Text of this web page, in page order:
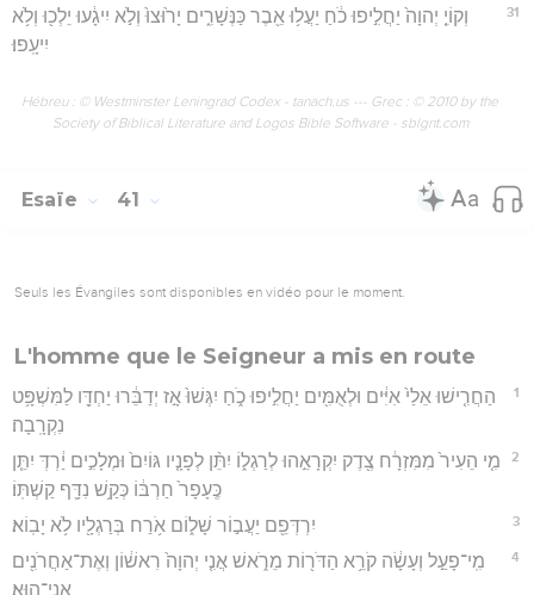
31
וְקוֹיֵ֤ יְהוָה֙ יַחֲלִ֣יפוּ כֹ֔חַ יַעֲל֥וּ אֵ֖בֶר כַּנְּשָׁרִ֑ים יָר֙וּצוּ֙ וְלֹ֣א יִיגָ֔עוּ יֵלְכ֖וּ וְלֹ֥א
יִיעָֽפוּ׃
Hébreu : © Westminster Leningrad Codex - tanach.us --- Grec : © 2010 by the
Society of Biblical Literature and Logos Bible Software - sblgnt.com
Esaïe 41
Seuls les Évangiles sont disponibles en vidéo pour le moment.
L'homme que le Seigneur a mis en route
1
הַחֲרִ֤ישׁוּ אֵלַי֙ אִיִּ֔ים וּלְאֻמִּ֖ים יַחֲלִ֣יפוּ כֹ֑חַ יִגְּשׁוּ֙ אָ֣ז יְדַבֵּ֔רוּ יַחְדָּ֖ו לַמִּשְׁפָּ֥ט
נִקְרָֽבָה׃
2
מִ֤י הֵעִיר֙ מִמִּזְרָ֔ח צֶ֖דֶק יִקְרָאֵ֣הוּ לְרַגְל֑וֹ יִתֵּ֨ן לְפָנָ֤יו גּוֹיִם֙ וּמְלָכִ֣ים יַ֔רְדְּ יִתֵּ֤ן
כֶּֽעָפָר֙ חַרְבּ֔וֹ כְּקַ֥שׁ נִדָּ֖ף קַשְׁתּֽוֹ׃
3 יִרְדְּפֵ֖ם יַעֲב֣וֹר שָׁל֑וֹם אֹ֥רַח בְּרַגְלָ֖יו לֹ֥א יָבֽוֹא׃
4
מִֽי־פָעַ֣ל וְעָשָׂ֔ה קֹרֵ֥א הַדֹּר֖וֹת מֵרֹ֑אשׁ אֲנִ֤י יְהוָה֙ רִאשׁ֔וֹן וְאֶת־אַחֲרֹנִ֖ים
אֲנִי־הֽוּא׃